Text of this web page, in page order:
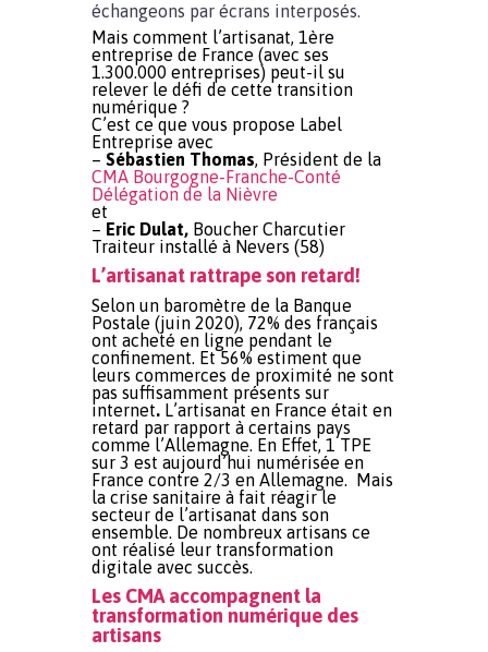
échangeons par écrans interposés.
Mais comment l’artisanat, 1ère
entreprise de France (avec ses
1.300.000 entreprises) peut-il su
relever le défi de cette transition
numérique ?
C’est ce que vous propose Label
Entreprise avec
– Sébastien Thomas, Président de la
CMA Bourgogne-Franche-Conté
Délégation de la Nièvre
et
– Eric Dulat, Boucher Charcutier
Traiteur installé à Nevers (58)
L’artisanat rattrape son retard!
Selon un baromètre de la Banque
Postale (juin 2020), 72% des français
ont acheté en ligne pendant le
confinement. Et 56% estiment que
leurs commerces de proximité ne sont
pas suffisamment présents sur
internet. L’artisanat en France était en
retard par rapport à certains pays
comme l’Allemagne. En Effet, 1 TPE
sur 3 est aujourd’hui numérisée en
France contre 2/3 en Allemagne. Mais
la crise sanitaire à fait réagir le
secteur de l’artisanat dans son
ensemble. De nombreux artisans ce
ont réalisé leur transformation
digitale avec succès.
Les CMA accompagnent la
transformation numérique des
artisans